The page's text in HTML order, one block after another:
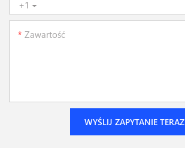
+1
Zawartość
WYŚLIJ ZAPYTANIE TERAZ